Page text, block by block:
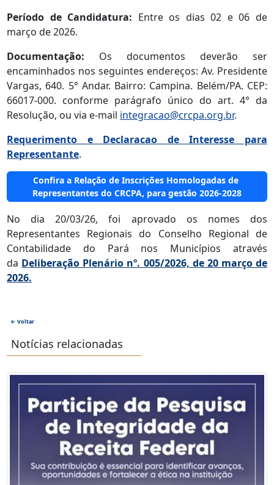
Período de Candidatura: Entre os dias 02 e 06 de
março de 2026.
Documentação: Os documentos deverão ser
encaminhados nos seguintes endereços: Av. Presidente
Vargas, 640. 5° Andar. Bairro: Campina. Belém/PA. CEP:
66017-000. conforme parágrafo único do art. 4° da
Resolução, ou via e-mail integracao@crcpa.org.br.
Requerimento e Declaracao de Interesse para
Representante.
Confira a Relação de Inscrições Homologadas de
Representantes do CRCPA, para gestão 2026-2028
No dia 20/03/26, foi aprovado os nomes dos
Representantes Regionais do Conselho Regional de
Contabilidade do Pará nos Municípios através
da Deliberação Plenário nº. 005/2026, de 20 março de
2026.
← Voltar
Notícias relacionadas